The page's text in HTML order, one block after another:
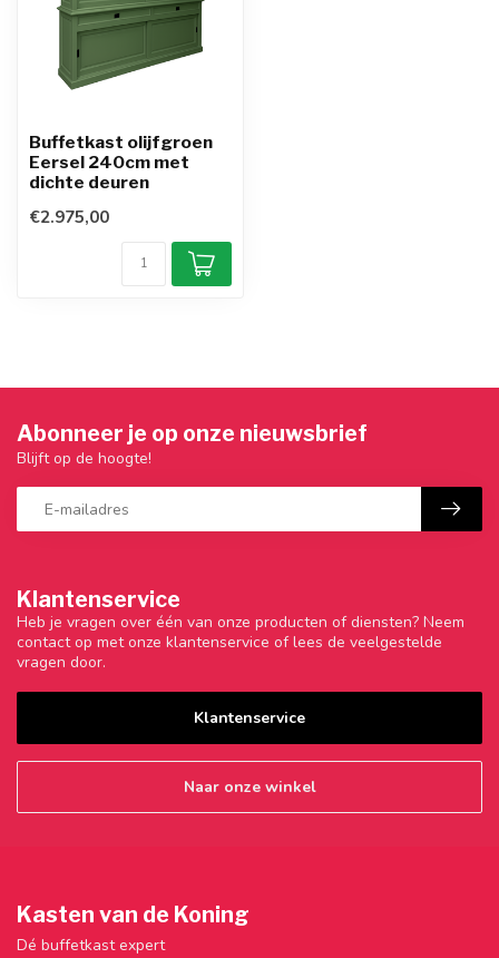
Buffetkast olijfgroen
Eersel 240cm met
dichte deuren
€2.975,00
Klantenservice
Heb je vragen over één van onze producten of diensten? Neem
contact op met onze klantenservice of lees de veelgestelde
vragen door.
Klantenservice
Naar onze winkel
Abonneer je op onze nieuwsbrief
Blijft op de hoogte!
Kasten van de Koning
Dé buffetkast expert